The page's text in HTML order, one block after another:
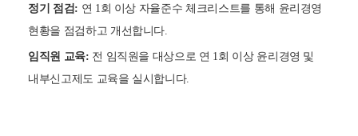
정기 점검: 연 1회 이상 자율준수 체크리스트를 통해 윤리경영
현황을 점검하고 개선합니다.
임직원 교육: 전 임직원을 대상으로 연 1회 이상 윤리경영 및
내부신고제도 교육을 실시합니다.